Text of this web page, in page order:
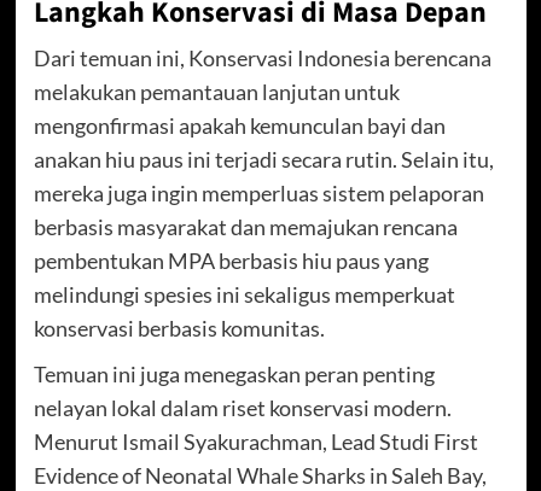
Langkah Konservasi di Masa Depan
Dari temuan ini, Konservasi Indonesia berencana
melakukan pemantauan lanjutan untuk
mengonfirmasi apakah kemunculan bayi dan
anakan hiu paus ini terjadi secara rutin. Selain itu,
mereka juga ingin memperluas sistem pelaporan
berbasis masyarakat dan memajukan rencana
pembentukan MPA berbasis hiu paus yang
melindungi spesies ini sekaligus memperkuat
konservasi berbasis komunitas.
Temuan ini juga menegaskan peran penting
nelayan lokal dalam riset konservasi modern.
Menurut Ismail Syakurachman, Lead Studi First
Evidence of Neonatal Whale Sharks in Saleh Bay,